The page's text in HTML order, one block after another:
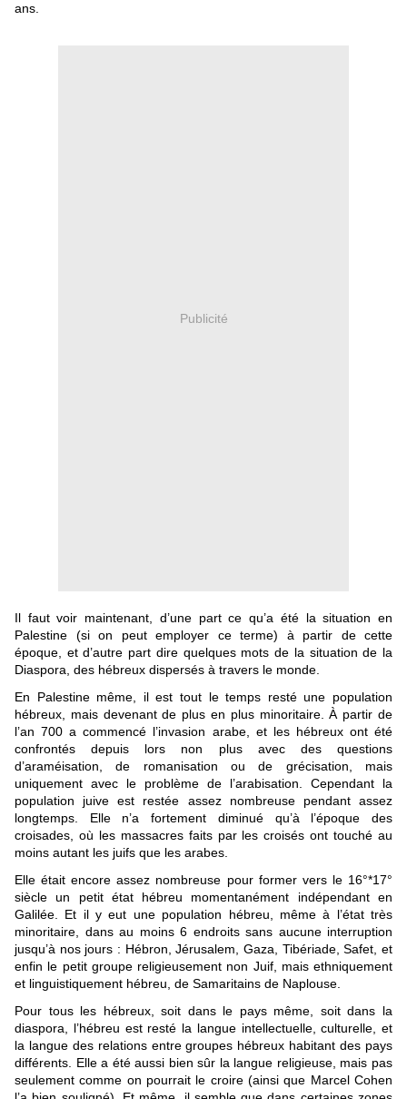
ans.
Publicité
Il faut voir maintenant, d’une part ce qu’a été la situation en
Palestine (si on peut employer ce terme) à partir de cette
époque, et d’autre part dire quelques mots de la situation de la
Diaspora, des hébreux dispersés à travers le monde.
En Palestine même, il est tout le temps resté une population
hébreux, mais devenant de plus en plus minoritaire. À partir de
l’an 700 a commencé l’invasion arabe, et les hébreux ont été
confrontés depuis lors non plus avec des questions
d’araméisation, de romanisation ou de grécisation, mais
uniquement avec le problème de l’arabisation. Cependant la
population juive est restée assez nombreuse pendant assez
longtemps. Elle n’a fortement diminué qu’à l’époque des
croisades, où les massacres faits par les croisés ont touché au
moins autant les juifs que les arabes.
Elle était encore assez nombreuse pour former vers le 16°*17°
siècle un petit état hébreu momentanément indépendant en
Galilée. Et il y eut une population hébreu, même à l’état très
minoritaire, dans au moins 6 endroits sans aucune interruption
jusqu’à nos jours : Hébron, Jérusalem, Gaza, Tibériade, Safet, et
enfin le petit groupe religieusement non Juif, mais ethniquement
et linguistiquement hébreu, de Samaritains de Naplouse.
Pour tous les hébreux, soit dans le pays même, soit dans la
diaspora, l’hébreu est resté la langue intellectuelle, culturelle, et
la langue des relations entre groupes hébreux habitant des pays
différents. Elle a été aussi bien sûr la langue religieuse, mais pas
seulement comme on pourrait le croire (ainsi que Marcel Cohen